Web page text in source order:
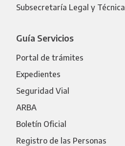
Subsecretaría Legal y Técnica
Guía Servicios
Portal de trámites
Expedientes
Seguridad Vial
ARBA
Boletín Oficial
Registro de las Personas